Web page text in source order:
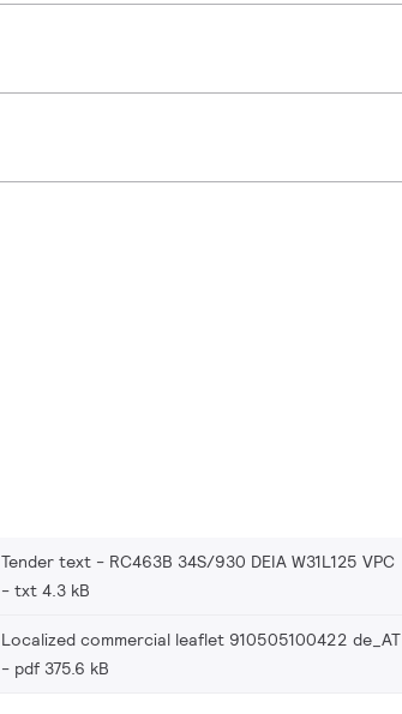
Tender text - RC463B 34S/930 DEIA W31L125 VPC
txt 4.3 kB
Localized commercial leaflet 910505100422 de_AT
pdf 375.6 kB